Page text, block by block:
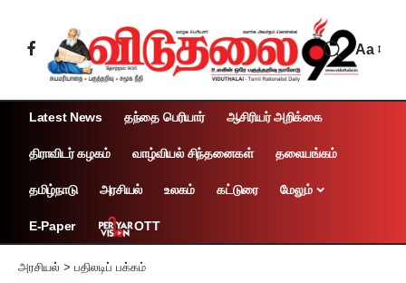
Aa
Latest News தந்தை பெரியார் ஆசிரியர் அறிக்கை
திராவிடர் கழகம் வாழ்வியல் சிந்தனைகள் தலையங்கம்
தமிழ்நாடு அரசியல் உலகம் கட்டுரை மேலும்
E-Paper OTT
அரசியல் > பதிலடிப் பக்கம்